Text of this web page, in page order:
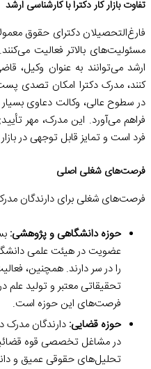
تفاوت بازار کار دکترا با کارشناسی ارشد
فارغ‌التحصیلان دکترای حقوق
مسئولیت‌های بالاتر فعالیت
ارشد می‌توانند به عنوان وکیل،
کنند، مدرک دکترا امکان تصدی
در سطوح عالی، وکالت دعاوی
فراهم می‌آورد. این مدرک، مهر
فرد است و تمایز قابل توجهی در
فرصت‌های شغلی اصلی
فرصت‌های شغلی برای دارندگان
حوزه دانشگاهی و پژوهشی:
عضویت در هیئت علمی
را در سر دارند. همچنین،
تحقیقاتی معتبر و تولید
فرصت‌های این حوزه است.
حوزه قضایی: دارندگان مدرک
در مشاغل تخصصی قوه قضائیه
تحلیل‌های حقوقی عمیق و